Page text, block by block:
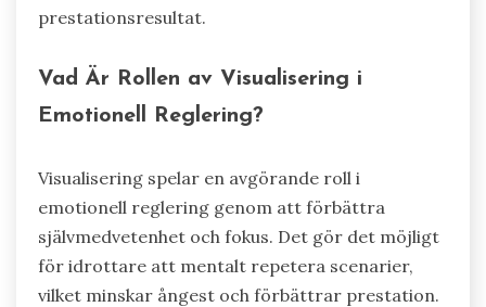
prestationsresultat.
Vad Är Rollen av Visualisering i
Emotionell Reglering?
Visualisering spelar en avgörande roll i
emotionell reglering genom att förbättra
självmedvetenhet och fokus. Det gör det möjligt
för idrottare att mentalt repetera scenarier,
vilket minskar ångest och förbättrar prestation.